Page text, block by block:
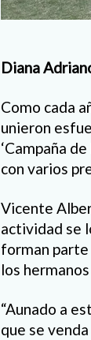
Diana
Como cada
unieron
‘Campaña
con varios
Vicente
actividad se
forman parte
los
“Aunado a
que se